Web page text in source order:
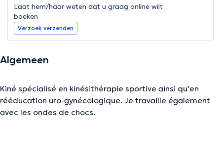
Laat hem/haar weten dat u graag online wilt
boeken
Verzoek verzenden
Algemeen
Kiné spécialisé en kinésithérapie sportive ainsi qu'en
rééducation uro-gynécologique. Je travaille également
avec les ondes de chocs.